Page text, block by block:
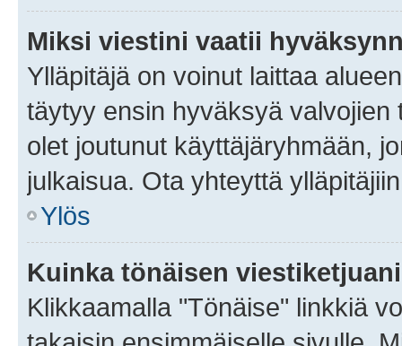
Miksi viestini vaatii
Ylläpitäjä on voinut laittaa
täytyy ensin hyväksyä
olet joutunut käyttäjäryhmään,
julkaisua. Ota yhteyttä
Ylös
Kuinka tönäisen
Klikkaamalla "Tönäise" linkkiä